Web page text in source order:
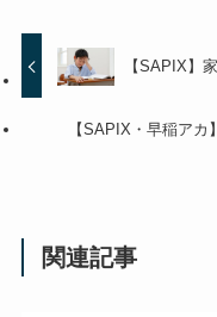
【SAPIX】
【SAPIX・早稲ア
関連記事